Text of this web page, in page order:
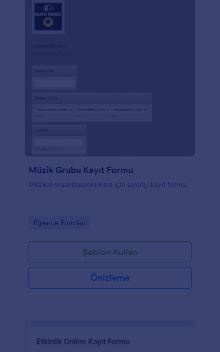
Müzik Grubu Kayıt Formu
Müzikal organizasyonlarınız için sanatçı kayıt formu.
Go to Category:
Eğlence Formları
Şablon Kullan
Önizleme